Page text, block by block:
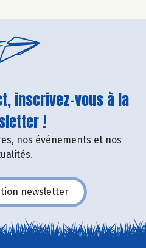
inscrivez-vous à la
!
nos événements et nos
newsletter